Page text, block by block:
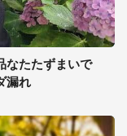
なたたずまいで
漏れ